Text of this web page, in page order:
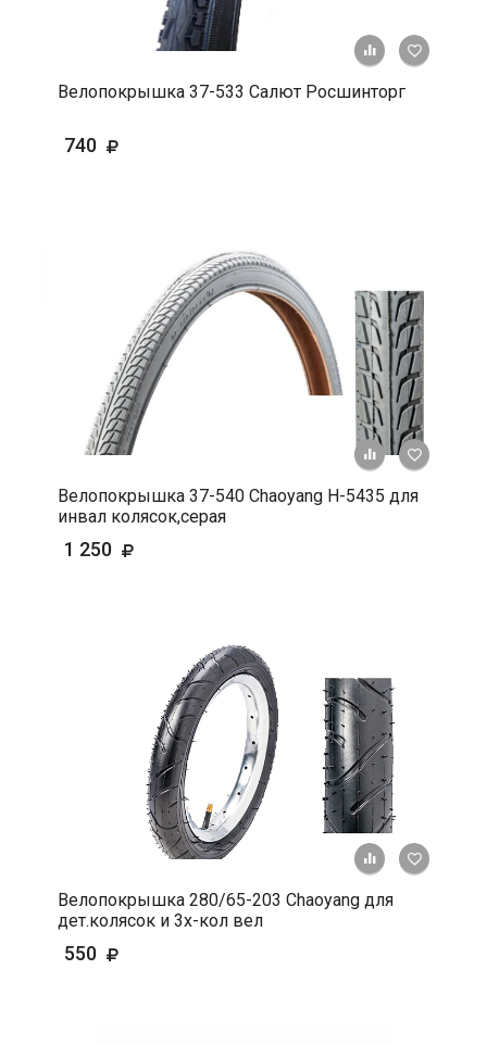
+ К
Велопокрышка 37-533 Салют Росшинторг
740
+ К
Велопокрышка 37-540 Chaoyang Н-5435 для
инвал колясок,серая
1 250
+ К
Велопокрышка 280/65-203 Chaoyang для
дет.колясок и 3х-кол вел
550